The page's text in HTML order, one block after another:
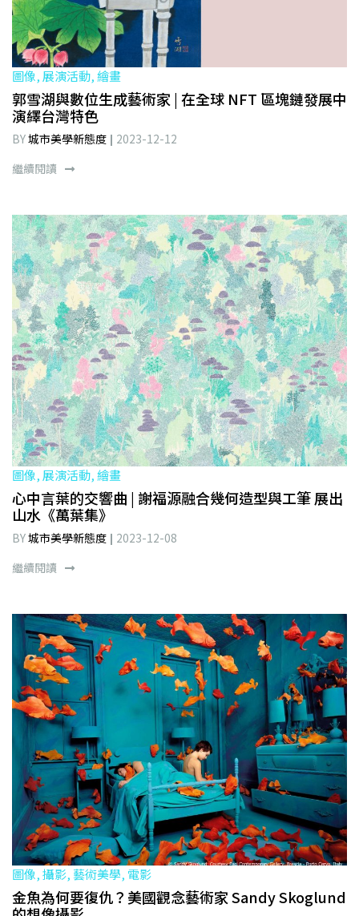
圖像, 展演活動, 繪畫
郭雪湖與數位生成藝術家 | 在全球 NFT 區塊鏈發展中
演繹台灣特色
BY城市美學新態度
2023-12-12
繼續閱讀
圖像, 展演活動, 繪畫
心中言葉的交響曲 | 謝福源融合幾何造型與工筆 展出
山水《萬葉集》
BY城市美學新態度
2023-12-08
繼續閱讀
圖像, 攝影, 藝術美學, 電影
金魚為何要復仇？美國觀念藝術家 Sandy Skoglund